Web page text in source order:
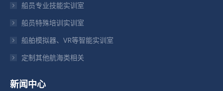
中
打
中
打
中
打
船员专业技能实训室
船员特殊培训实训室
船舶模拟器、VR等智能实训室
定制其他航海类相关
新闻中心